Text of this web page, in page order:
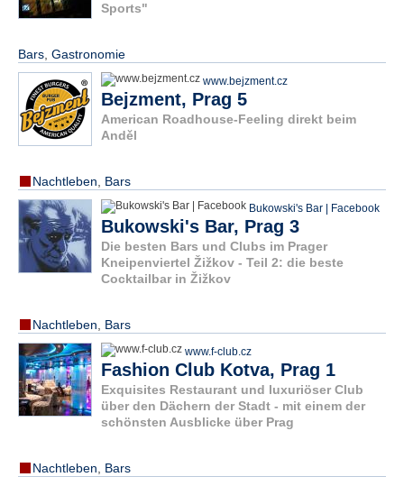
Sports"
Bars Gastronomie
www.bejzment.cz
Bejzment, Prag 5
American Roadhouse-Feeling direkt beim
Anděl
Nachtleben Bars
Bukowski's Bar | Facebook
Bukowski's Bar, Prag 3
Die besten Bars und Clubs im Prager
Kneipenviertel Žižkov - Teil 2: die beste
Cocktailbar in Žižkov
Nachtleben Bars
www.f-club.cz
Fashion Club Kotva, Prag 1
Exquisites Restaurant und luxuriöser Club
über den Dächern der Stadt - mit einem der
schönsten Ausblicke über Prag
Nachtleben Bars